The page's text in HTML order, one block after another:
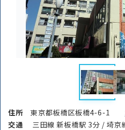
住所東京都板橋区板橋4-6-1
交通
三田線 新板橋駅 3分 / 埼